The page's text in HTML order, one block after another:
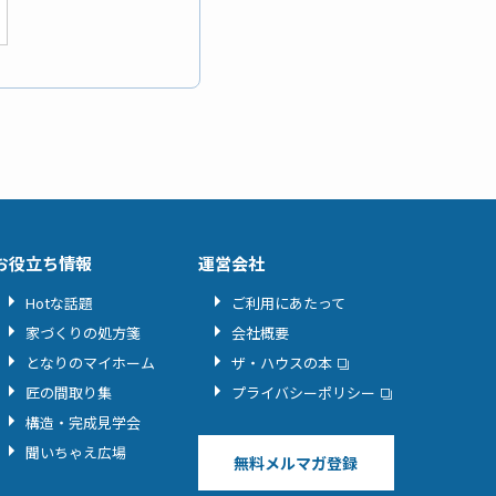
役立ち情報
Hotな話題
家づくりの処方箋
となりのマイホーム
匠の間取り集
構造・完成見学会
聞いちゃえ広場
運営会社
ご利用にあたって
会社概要
ザ・ハウスの本
プライバシーポリシー
無料メルマガ登録